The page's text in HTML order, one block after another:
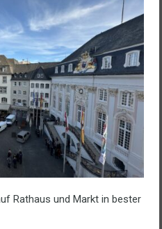
Rathaus und Markt in bester